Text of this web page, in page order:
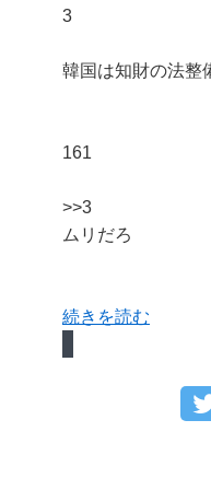
3
韓国は知財の法整
161
>>3
ムリだろ
続きを読む